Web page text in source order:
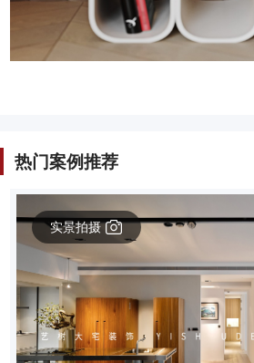
热门案例推荐
实景拍摄